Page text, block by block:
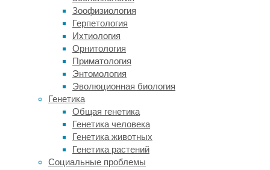
Зоофизиология
Герпетология
Ихтиология
Орнитология
Приматология
Энтомология
Эволюционная биология
Генетика
Общая генетика
Генетика человека
Генетика животных
Генетика растений
Социальные проблемы
регуляции
циркадных
ритмов,
периодов
сна
бодрствования.
Однако
ранее
не
было
известно,